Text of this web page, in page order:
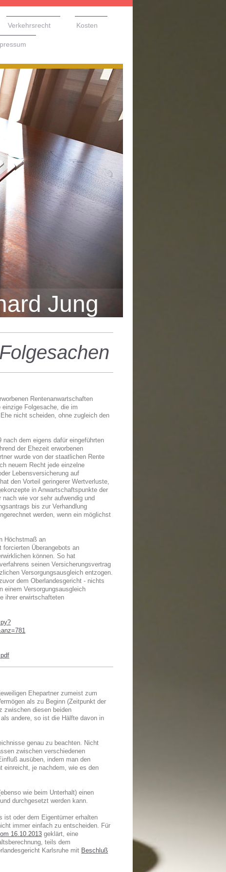
Verkehrsrecht Kosten
Jung
Rentenanwartschaften
Folgesache, die im
nicht scheiden, ohne zugleich den
dem eigens dafür eingeführten
der Ehezeit erworbenen
wurde von der staatlichen Rente
neuem Recht jede einzelne
Lebensversicherung auf
den Vorteil geringerer Wertverluste,
in Anwartschaftspunkte der
wie vor sehr aufwendig und
bis zur Verhandlung
werden, wenn ein möglichst
Höchstmaß an
Überangebots an
können. So hat
seinen Versicherungsvertrag
Versorgungsausgleich entzogen.
dem Oberlandesgericht - nichts
einem Versorgungsausgleich
ihrer erwirtschafteten
Ehepartner zumeist zum
als zu Beginn (Zeitpunkt der
zwischen diesen beiden
andere, so ist die Hälfte davon in
genau zu beachten. Nicht
zwischen verschiedenen
ausüben, indem man den
einreicht, je nachdem, wie es den
wie beim Unterhalt) einen
durchgesetzt werden kann.
ist oder dem Eigentümer erhalten
immer einfach zu entscheiden. Für
16.10.2013 geklärt, eine
teils dem
Karlsruhe mit Beschluß